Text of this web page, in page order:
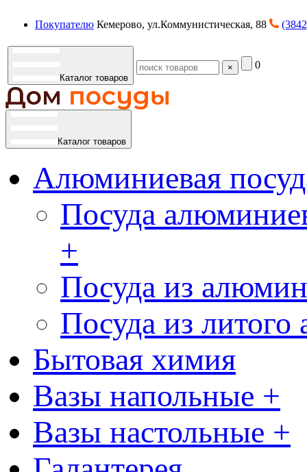
Покупателю Кемерово, ул.Коммунистическая, 88
Каталог товаров
× 0
Каталог товаров
Алюминиевая
Посуда
+
Посуда из
Посуда из
Бытовая химия
Вазы напольные +
Вазы настольные +